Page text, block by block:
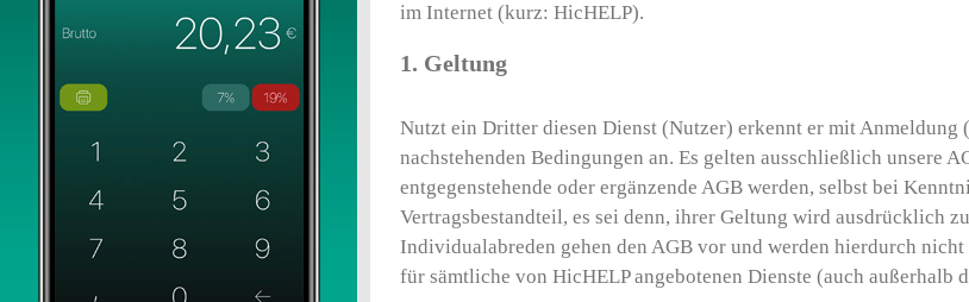
im Internet (kurz: HicHELP).
1. Geltung
Nutzt ein Dritter diesen Dienst (Nutzer) erkennt er mit Anmeldung
nachstehenden Bedingungen an. Es gelten ausschließlich unsere
entgegenstehende oder ergänzende AGB werden, selbst bei
Vertragsbestandteil, es sei denn, ihrer Geltung wird ausdrücklich
Individualabreden gehen den AGB vor und werden hierdurch
für sämtliche von HicHELP angebotenen Dienste (auch außerhalb